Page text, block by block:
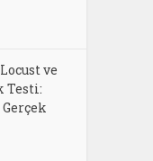
ve
Testi: